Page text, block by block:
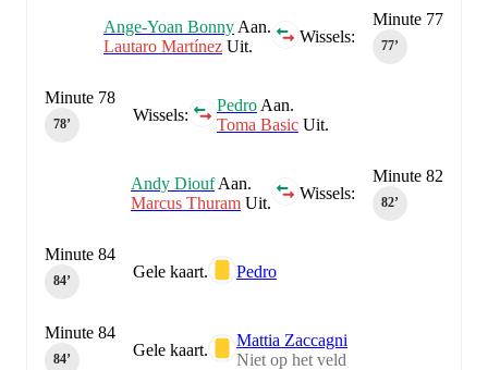
Minute 77
77‎’‎
Wissels:
Ange-Yoan Bonny Aan.
Lautaro Martínez Uit.
Wissels:
Pedro Aan.
Toma Basic Uit.
Minute 78
78‎’‎
Minute 82
82‎’‎
Wissels:
Andy DioufAan.
Marcus Thuram Uit.
Gele kaart. Pedro
Minute 84
84‎’‎
Gele kaart.
Mattia Zaccagni
Niet op het veld
Minute 84
84‎’‎